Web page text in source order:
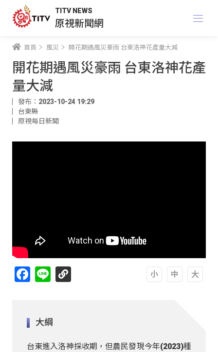
TITV NEWS
原視新聞網
首頁 風災 開花期遇風災豪雨 台東洛神花產量大減
開花期遇風災豪雨 台東洛神花產
量大減
發布：2023-10-24 19:29
台東縣
原視每日新聞
Facebook
Line
大綱
台東進入洛神採收期，但農民發現今年(2023)種